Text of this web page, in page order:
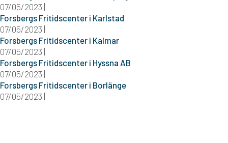
07/05/2023 |
Forsbergs Fritidscenter i Karlstad
07/05/2023 |
Forsbergs Fritidscenter i Kalmar
07/05/2023 |
Forsbergs Fritidscenter i Hyssna AB
07/05/2023 |
Forsbergs Fritidscenter i Borlänge
07/05/2023 |